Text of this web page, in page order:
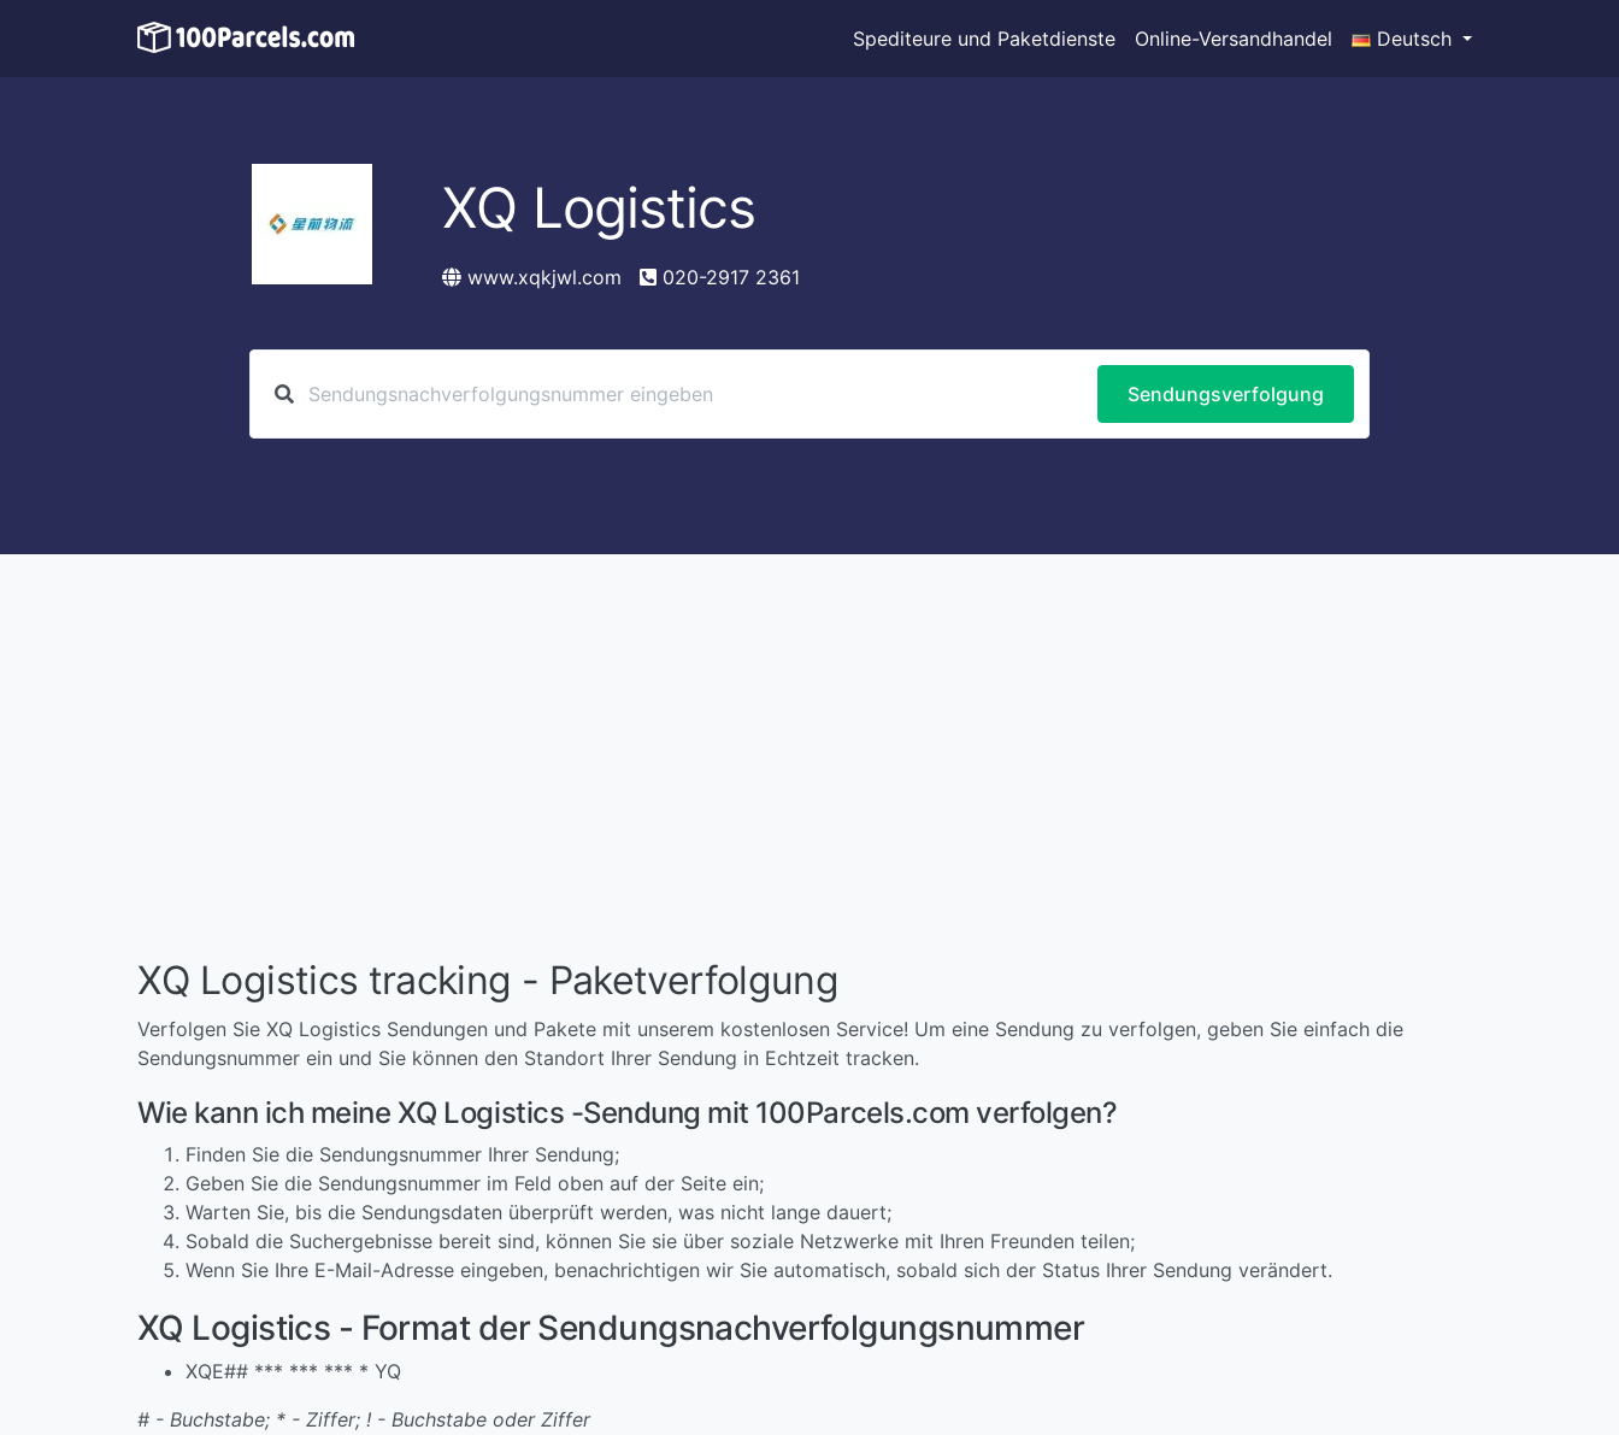
Spediteure und Paketdienste Online-Versandhandel Deutsch
XQ Logistics
www.xqkjwl.com 020-2917 2361
Sendungsverfolgung
XQ Logistics tracking - Paketverfolgung
Verfolgen Sie XQ Logistics Sendungen und Pakete mit unserem kostenlosen Service! Um eine Sendung zu verfolgen, geben Sie einfach die
Sendungsnummer ein und Sie können den Standort Ihrer Sendung in Echtzeit tracken.
Wie kann ich meine XQ Logistics -Sendung mit 100Parcels.com verfolgen?
Finden Sie die Sendungsnummer Ihrer Sendung;
Geben Sie die Sendungsnummer im Feld oben auf der Seite ein;
Warten Sie, bis die Sendungsdaten überprüft werden, was nicht lange dauert;
Sobald die Suchergebnisse bereit sind, können Sie sie über soziale Netzwerke mit Ihren Freunden teilen;
Wenn Sie Ihre E-Mail-Adresse eingeben, benachrichtigen wir Sie automatisch, sobald sich der Status Ihrer Sendung verändert.
XQ Logistics - Format der Sendungsnachverfolgungsnummer
XQE## *** *** *** * YQ
# - Buchstabe; * - Ziffer; ! - Buchstabe oder Ziffer